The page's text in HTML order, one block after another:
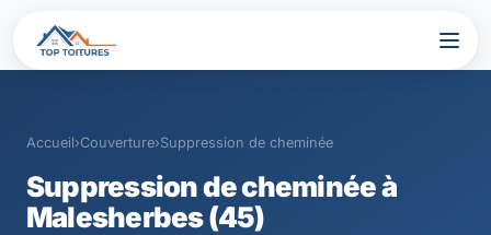
Accueil›Couverture›Suppression de cheminée
Suppression de cheminée à
Malesherbes (45)